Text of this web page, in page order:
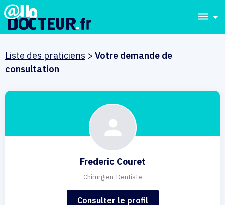
dehaze
Liste des praticiens > Votre demande de
consultation
Frederic Couret
Chirurgien-Dentiste
Consulter le profil